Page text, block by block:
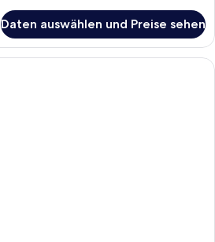
Daten auswählen und Preise sehen